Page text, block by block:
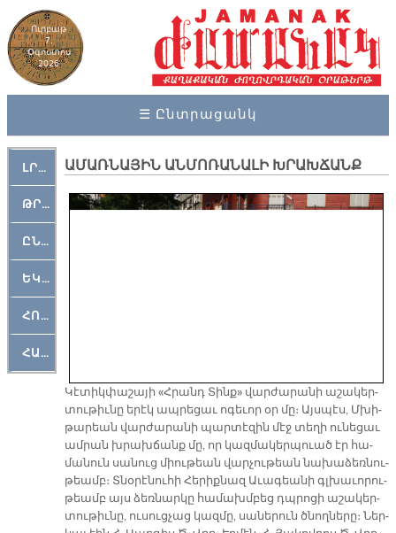
Ուրբաթ
7,
Օգոստոս
2026
☰ Ընտրացանկ
ԼՐԱՀՈՍ
ԹՐՔԱՀԱՅ ԿԵԱՆՔ
ԸՆԿԵՐԱՄՇԱԿՈՒԹԱՅԻՆ
ԵԿԵՂԵՑԱԿԱՆ
ՀՈԳԵՄՏԱՒՈՐ
ՀԱՐԹԱԿ
ԱՄԱՌՆԱՅԻՆ ԱՆՄՈՌԱՆԱԼԻ ԽՐԱԽՃԱՆՔ
Կէ­տիկ­փա­շա­յի «Հրանդ Տինք» վար­ժա­րա­նի ա­շա­կեր­
տու­թիւ­նը ե­րէկ ապ­րե­ցաւ ո­գե­ւոր օր մը։ Այս­պէս, Մխի­
թա­րեան վար­ժա­րա­նի պար­տէ­զին մէջ տե­ղի ու­նե­ցաւ
ամ­րան խրախ­ճանք մը, որ կազ­մա­կեր­պուած էր հա­
մա­նուն սա­նուց միու­թեան վար­չու­թեան նա­խա­ձեռ­նու­
թեամբ։ Տնօ­րէ­նու­հի Հե­րիք­նազ Ա­ւա­գեա­նի գլխա­ւո­րու­
թեամբ այս ձեռ­նար­կը հա­մախմ­բեց դպրո­ցի ա­շա­կեր­
տու­թիւ­նը, ու­սուց­չաց կազ­մը, սա­նե­րուն ծնող­նե­րը։ Ներ­